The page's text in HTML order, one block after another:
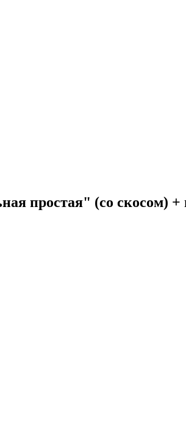
простая" (со скосом)